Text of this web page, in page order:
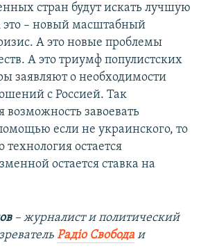
стран будут искать лучшую
это – новый масштабный
А это новые проблемы
А это триумф популистских
заявляют о необходимости
с Россией. Так
возможность завоевать
если не украинского, то
технология остается
остается ставка на
– журналист и политический
Радіо Свободаи